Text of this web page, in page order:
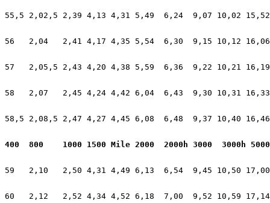
55,5 2,02,5 2,39 4,13 4,31 5,49  6,24  9,07 10,02
56   2,04   2,41 4,17 4,35 5,54  6,30  9,15 10,12
57   2,05,5 2,43 4,20 4,38 5,59  6,36  9,22 10,21
58   2,07   2,45 4,24 4,42 6,04  6,43  9,30 10,31
58,5 2,08,5 2,47 4,27 4,45 6,08  6,48  9,37 10,40
400  800    1000 1500 Mile 2000  2000h 3000  3000h
59   2,10   2,50 4,31 4,49 6,13  6,54  9,45 10,50
60   2,12   2,52 4,34 4,52 6,18  7,00  9,52 10,59